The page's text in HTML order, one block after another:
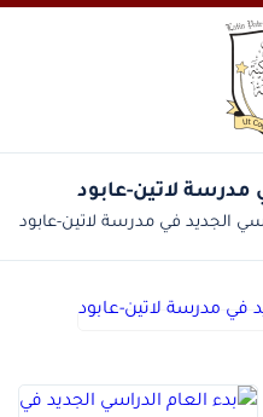
مدرسة لاتين-عابود
الجديد في مدرسة لاتين-عابود